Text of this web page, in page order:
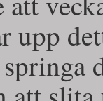
upp